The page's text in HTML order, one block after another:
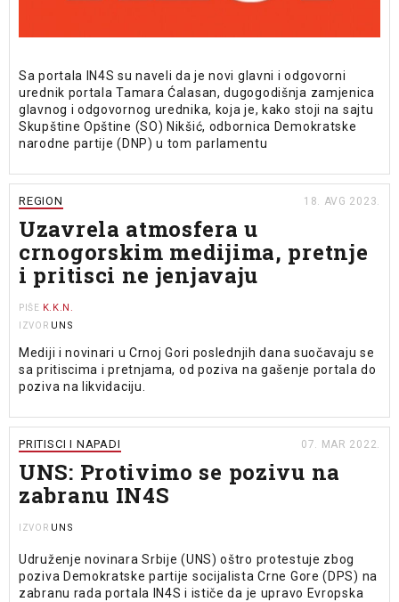
Sa portala IN4S su naveli da je novi glavni i odgovorni
urednik portala Tamara Ćalasan, dugogodišnja zamjenica
glavnog i odgovornog urednika, koja je, kako stoji na sajtu
Skupštine Opštine (SO) Nikšić, odbornica Demokratske
narodne partije (DNP) u tom parlamentu
REGION 18. AVG 2023.
Uzavrela atmosfera u
crnogorskim medijima, pretnje
i pritisci ne jenjavaju
PIŠE K.K.N.
IZVOR UNS
Mediji i novinari u Crnoj Gori poslednjih dana suočavaju se
sa pritiscima i pretnjama, od poziva na gašenje portala do
poziva na likvidaciju.
PRITISCI I NAPADI 07. MAR 2022.
UNS: Protivimo se pozivu na
zabranu IN4S
IZVOR UNS
Udruženje novinara Srbije (UNS) oštro protestuje zbog
poziva Demokratske partije socijalista Crne Gore (DPS) na
zabranu rada portala IN4S i ističe da je upravo Evropska